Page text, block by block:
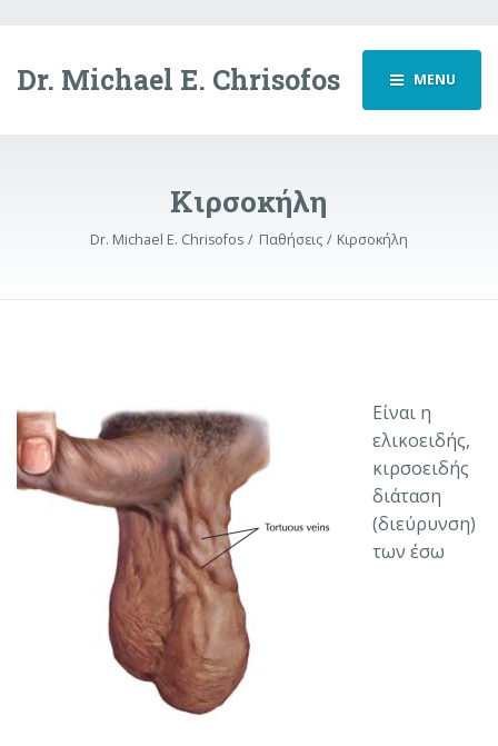
Dr. Michael E. Chrisofos MENU
Κιρσοκήλη
Dr. Michael E. Chrisofos Παθήσεις Κιρσοκήλη
Είναι η
ελικοειδής,
κιρσοειδής
διάταση
(διεύρυνση)
των έσω